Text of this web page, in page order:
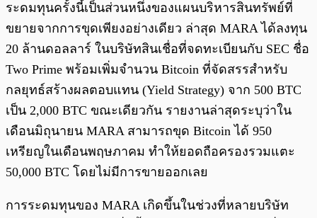
ระดมทุนครั้งนี้เป็นส่วนหนึ่งของแผนบริหารสินทรัพย์ที่
ขยายจากการขุดเพียงอย่างเดียว ล่าสุด MARA ได้ลงทุน
20 ล้านดอลลาร์ ในบริษัทสินเชื่อที่จดทะเบียนกับ SEC ชื่อ
Two Prime พร้อมเพิ่มจำนวน Bitcoin ที่จัดสรรสำหรับ
กลยุทธ์สร้างผลตอบแทน (Yield Strategy) จาก 500 BTC
เป็น 2,000 BTC ขณะเดียวกัน รายงานล่าสุดระบุว่าใน
เดือนมิถุนายน MARA สามารถขุด Bitcoin ได้ 950
เหรียญในเดือนพฤษภาคม ทำให้ยอดถือครองรวมแตะ
50,000 BTC โดยไม่มีการขายออกเลย
การระดมทุนของ MARA เกิดขึ้นในช่วงที่หลายบริษัท